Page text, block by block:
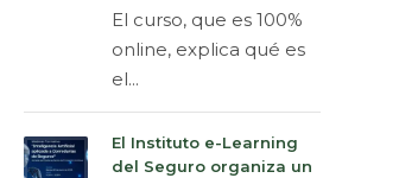
El curso, que es 100%
online, explica qué es
el...
El Instituto e-Learning
del Seguro organiza un